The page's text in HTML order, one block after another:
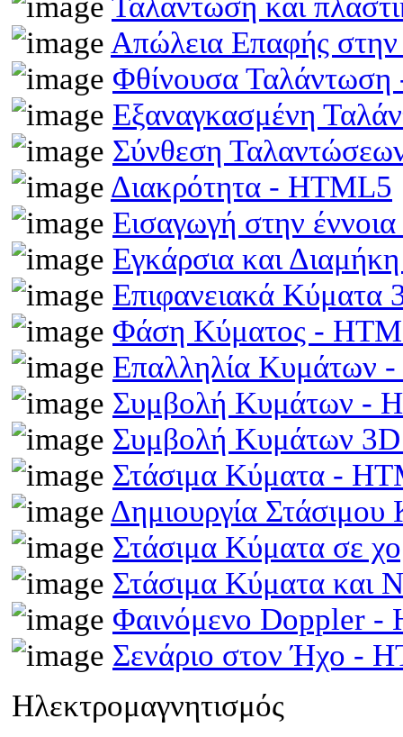
Απώλεια Επαφής
Φθίνουσα
Εξαναγκασμένη
Σύνθεση
Διακρότητα - HTML5
Εισαγωγή στην
Εγκάρσια και
Επιφανειακά
Φάση Κύματος -
Επαλληλία Κυμάτων
Συμβολή Κυμάτων -
Συμβολή Κυμάτων
Στάσιμα Κύματα -
Δημιουργία
Στάσιμα Κύματα σε
Στάσιμα Κύματα και
Φαινόμενο Doppler -
Σενάριο στον Ήχο -
Ηλεκτρομαγνητισμός